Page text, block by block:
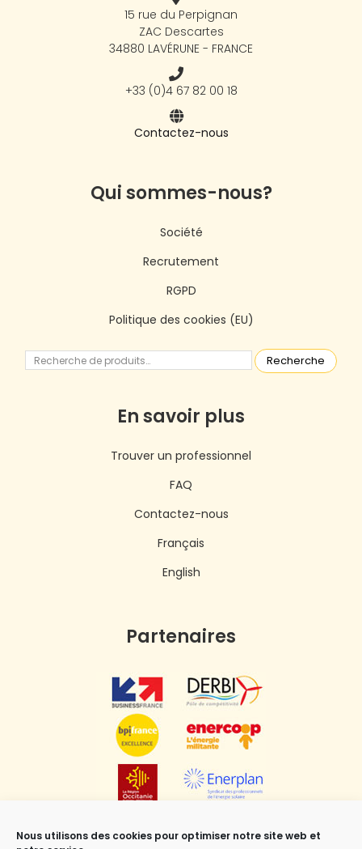
Nous utilisons des cookies pour optimiser notre site web et
15 rue du Perpignan
ZAC Descartes
34880 LAVÉRUNE - FRANCE
+33 (0)4 67 82 00 18
Contactez-nous
Qui sommes-nous?
Société
Recrutement
RGPD
Politique des cookies (EU)
Recherche
En savoir plus
Trouver un professionnel
FAQ
Contactez-nous
Français
English
Partenaires